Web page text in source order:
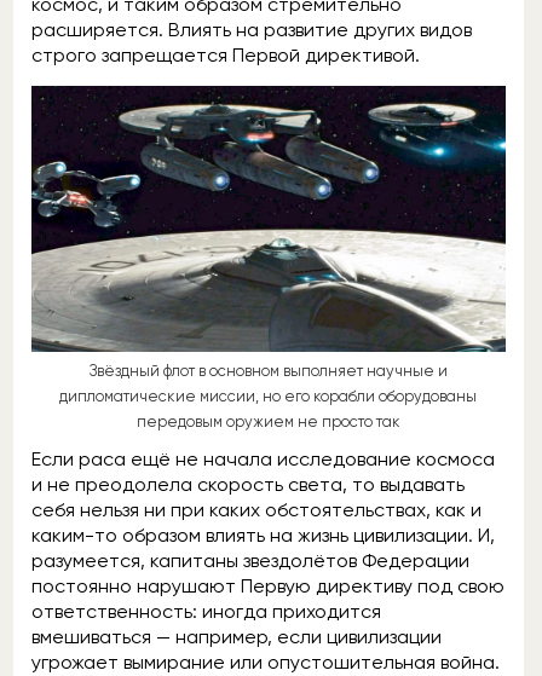
расширяется. Влиять на развитие других видов
строго запрещается Первой директивой.
Звёздный флот в основном выполняет научные и
дипломатические миссии, но его корабли оборудованы
передовым оружием не просто так
Если раса ещё не начала исследование космоса
и не преодолела скорость света, то выдавать
себя нельзя ни при каких обстоятельствах, как и
каким-то образом влиять на жизнь цивилизации. И,
разумеется, капитаны звездолётов Федерации
постоянно нарушают Первую директиву под свою
ответственность: иногда приходится
вмешиваться — например, если цивилизации
угрожает вымирание или опустошительная война.